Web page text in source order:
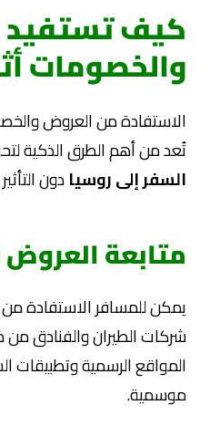
كيف
والخصومات
الاستفادة من العروض
تُعد من أهم الطرق الذكية
السفر إلى روسيادون
متابعة
يمكن للمسافر الاستفادة
شركات الطيران والفنادق من
المواقع الرسمية
موسمية.